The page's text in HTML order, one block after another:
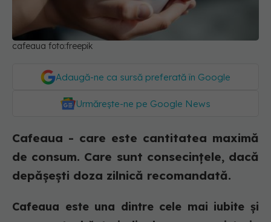
cafeaua foto:freepik
Adaugă-ne ca sursă preferată în Google
Urmărește-ne pe Google News
Cafeaua - care este cantitatea maximă
de consum. Care sunt consecințele, dacă
depășești doza zilnică recomandată.
Cafeaua este una dintre cele mai iubite și